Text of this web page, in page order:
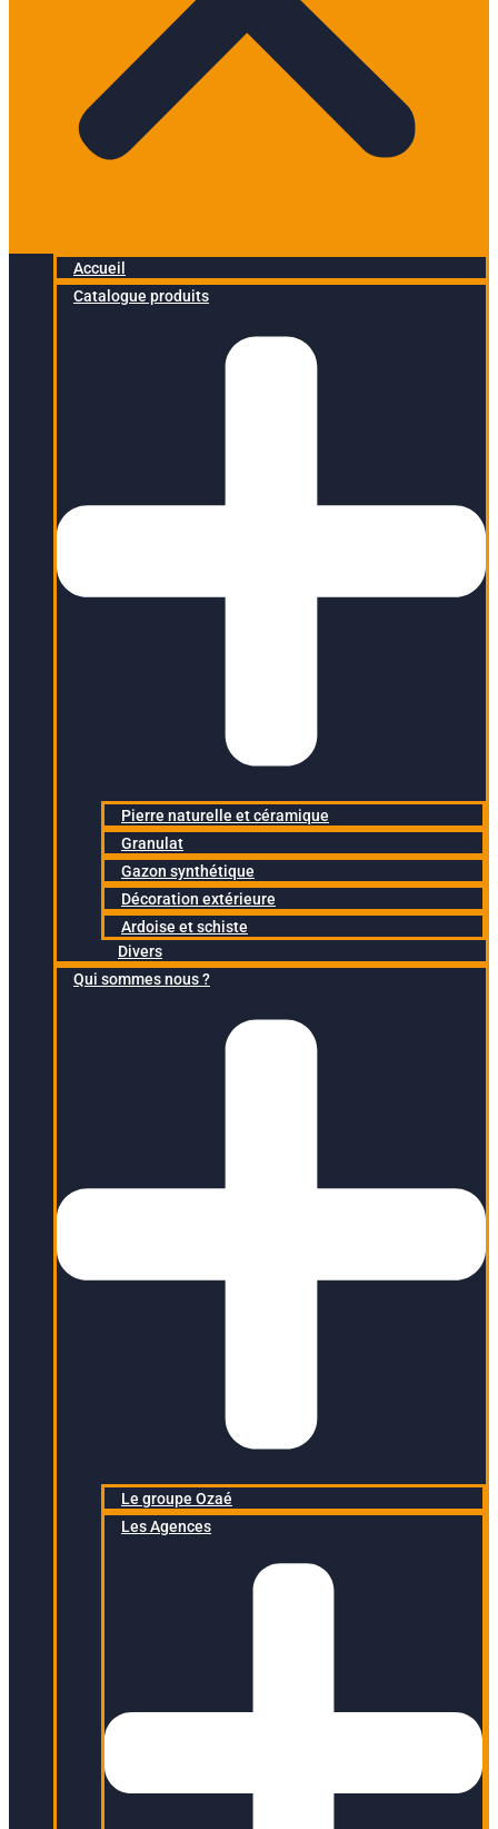
Accueil
Catalogue produits
Pierre naturelle et céramique
Granulat
Gazon synthétique
Décoration extérieure
Ardoise et schiste
Divers
Qui sommes nous ?
Le groupe Ozaé
Les Agences